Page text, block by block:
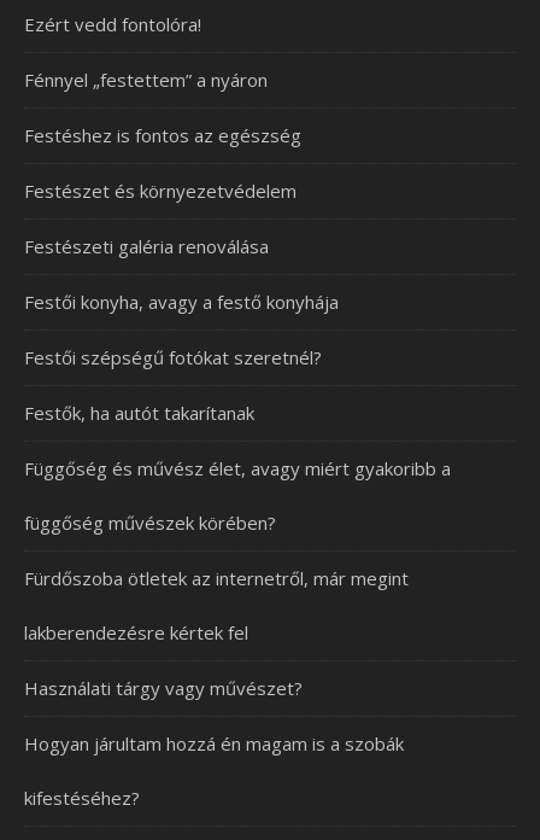
Ezért vedd fontolóra!
Fénnyel „festettem” a nyáron
Festéshez is fontos az egészség
Festészet és környezetvédelem
Festészeti galéria renoválása
Festői konyha, avagy a festő konyhája
Festői szépségű fotókat szeretnél?
Festők, ha autót takarítanak
Függőség és művész élet, avagy miért gyakoribb a
függőség művészek körében?
Fürdőszoba ötletek az internetről, már megint
lakberendezésre kértek fel
Használati tárgy vagy művészet?
Hogyan járultam hozzá én magam is a szobák
kifestéséhez?